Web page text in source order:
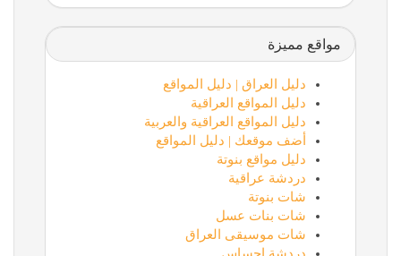
مواقع مميزة
دليل العراق | دليل المواقع
دليل المواقع العراقية
دليل المواقع العراقية والعربية
أضف موقعك | دليل المواقع
دليل مواقع بنوتة
دردشة عراقية
شات بنوتة
شات بنات عسل
شات موسيقى العراق